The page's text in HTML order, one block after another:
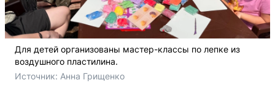
Для детей организованы мастер-классы по лепке из
воздушного пластилина.
Источник: Анна Грищенко